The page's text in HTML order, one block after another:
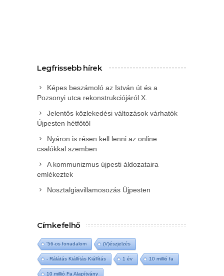
Legfrissebb hírek
Képes beszámoló az István út és a
Pozsonyi utca rekonstrukciójáról X.
Jelentős közlekedési változások várhatók
Újpesten hétfőtől
Nyáron is résen kell lenni az online
csalókkal szemben
A kommunizmus újpesti áldozataira
emlékeztek
Nosztalgiavillamosozás Újpesten
Címkefelhő
'56-os forradalom (V)észjelzés
- Rálátás Kiállítás Kiállítás 1 év 10 millió fa
10 millió Fa Alapítvány